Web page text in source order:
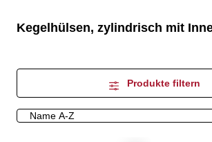
Kegelhülsen, zylindrisch mit
Produkte filtern